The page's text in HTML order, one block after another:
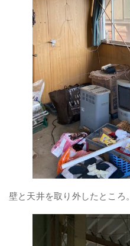
壁と天井を取り外したところ。